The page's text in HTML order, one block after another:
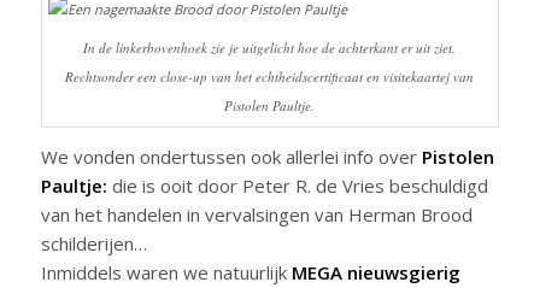
In de linkerbovenhoek zie je uitgelicht hoe de achterkant er uit ziet.
Rechtsonder een close-up van het echtheidscertificaat en visitekaartej van
Pistolen Paultje.
We vonden ondertussen ook allerlei info over Pistolen
Paultje: die is ooit door Peter R. de Vries beschuldigd
van het handelen in vervalsingen van Herman Brood
schilderijen…
Inmiddels waren we natuurlijk MEGA nieuwsgierig